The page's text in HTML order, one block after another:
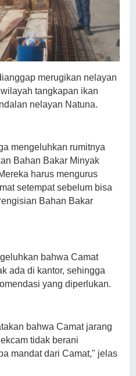
merugikan nelayan
tangkapan ikan
nelayan Natuna.
mengeluhkan rumitnya
Bahan Bakar Minyak
harus mengurus
setempat sebelum bisa
Bahan Bakar
bahwa Camat
ada di kantor, sehingga
yang diperlukan.
bahwa Camat jarang
tidak berani
mandat dari Camat," jelas